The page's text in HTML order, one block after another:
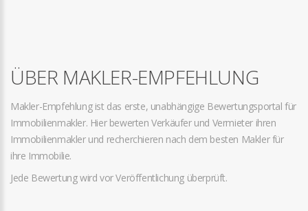
ÜBER MAKLER-EMPFEHLUNG
Makler-Empfehlung ist das erste, unabhängige Bewertungsportal für
Immobilienmakler. Hier bewerten Verkäufer und Vermieter ihren
Immobilienmakler und recherchieren nach dem besten Makler für
ihre Immobilie.
Jede Bewertung wird vor Veröffentlichung überprüft.